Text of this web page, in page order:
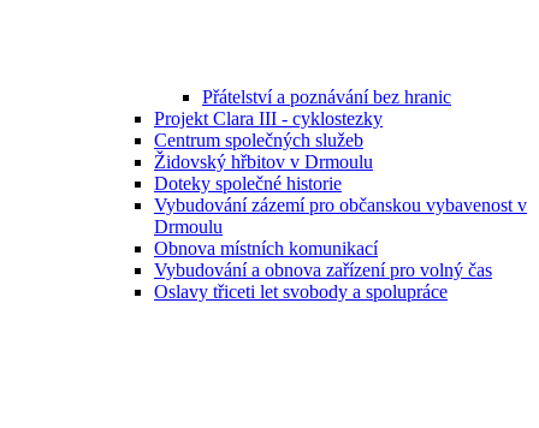
Přátelství a poznávání bez hranic
Projekt Clara III - cyklostezky
Centrum společných služeb
Židovský hřbitov v Drmoulu
Doteky společné historie
Vybudování zázemí pro občanskou vybavenost v
Drmoulu
Obnova místních komunikací
Vybudování a obnova zařízení pro volný čas
Oslavy třiceti let svobody a spolupráce